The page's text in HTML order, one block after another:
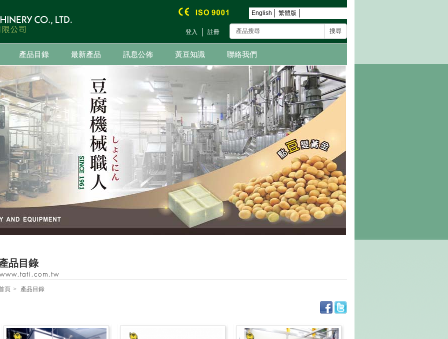
English 繁體版
登入 註冊 搜尋
產品目錄 最新產品 訊息公佈 黃豆知識 聯絡我們
品目錄
頁 產品目錄